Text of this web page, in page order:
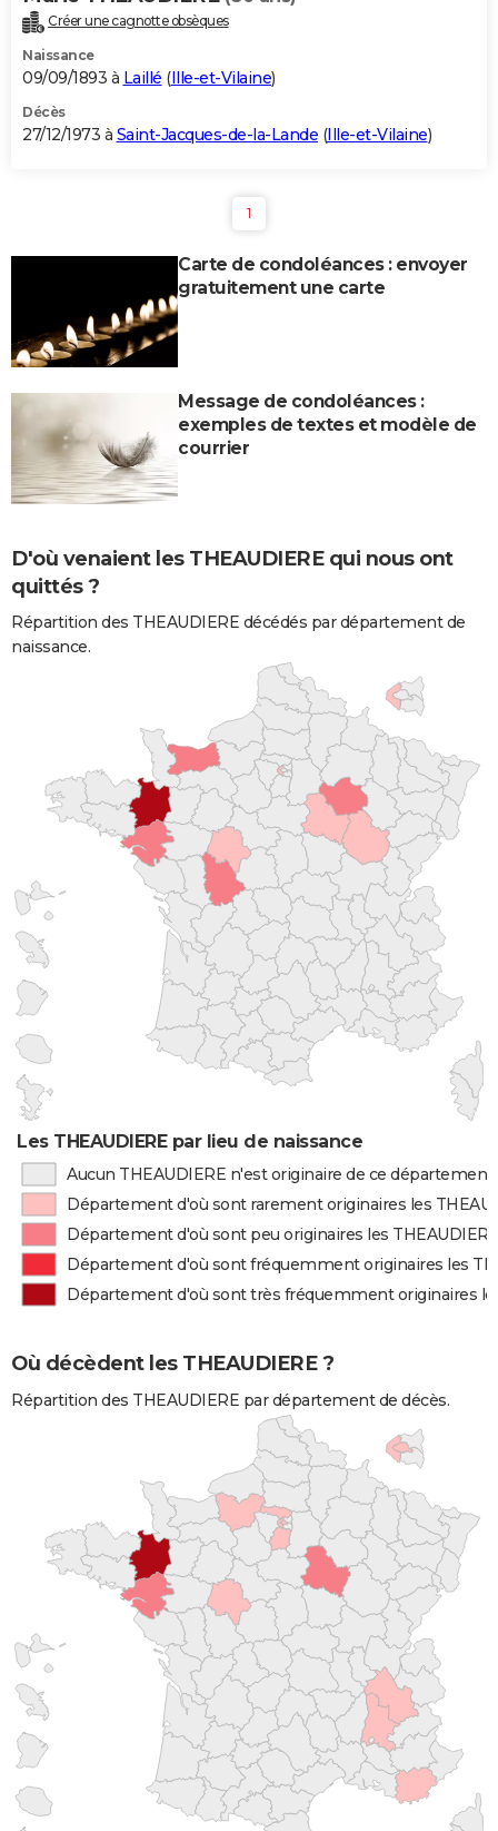
Créer une cagnotte obsèques
Naissance
09/09/1893 à Laillé (Ille-et-Vilaine)
Décès
27/12/1973 à Saint-Jacques-de-la-Lande (Ille-et-Vilaine)
1
Carte de condoléances : envoyer
gratuitement une carte
Message de condoléances :
exemples de textes et modèle de
courrier
D'où venaient les THEAUDIERE qui nous ont
quittés ?
Répartition des THEAUDIERE décédés par département de
naissance.
Les THEAUDIERE par lieu de naissance
Aucun THEAUDIERE n'est originaire de ce département
Département d'où sont rarement originaires les
Département d'où sont peu originaires les
Département d'où sont fréquemment originaires les
Département d'où sont très fréquemment originaires
Où décèdent les THEAUDIERE ?
Répartition des THEAUDIERE par département de décès.